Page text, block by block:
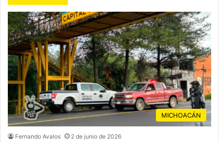
MICHOACÁN
Fernando Avalos 2 de junio de 2026